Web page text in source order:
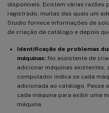
disponíveis. Existem várias razões
registrado, muitas das quais um
Studio fornece informações de
de criação de catálogo e depois
Identificação de problemas
máquinas: No assistente de
adicionar máquinas existentes,
computador indica se cada
adicionada ao catálogo. Passe
cada máquina para exibir uma
máquina.